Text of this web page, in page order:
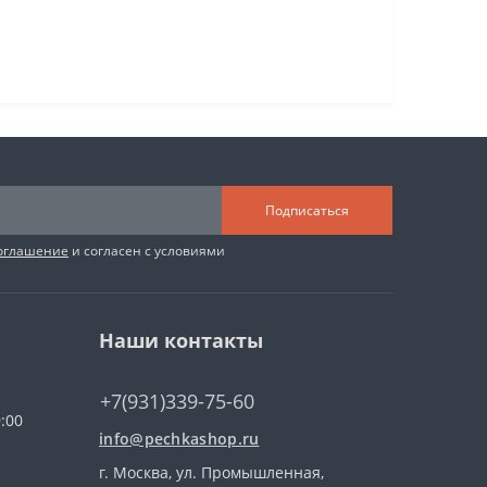
Подписаться
и согласен с условиями
Наши контакты
+7(931)339-75-60
info@pechkashop.ru
г. Москва, ул. Промышленная,